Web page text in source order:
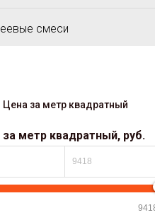
смеси
Цена за метр квадратный
метр квадратный, руб.